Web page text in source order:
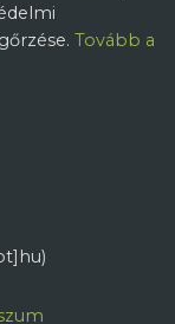
Tovább a